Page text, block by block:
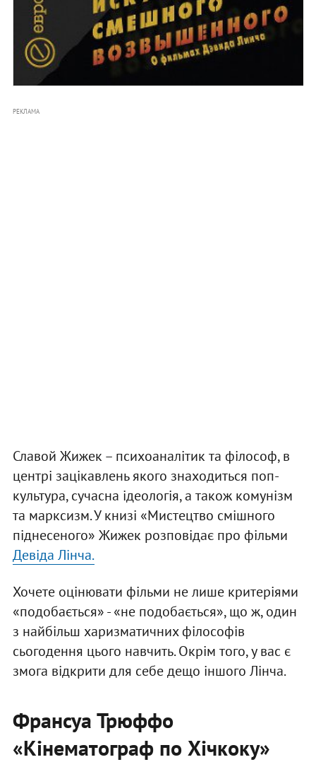
РЕКЛАМА
Славой Жижек – психоаналітик та філософ, в
центрі зацікавлень якого знаходиться поп-
культура, сучасна ідеологія, а також комунізм
та марксизм. У книзі «Мистецтво смішного
піднесеного» Жижек розповідає про фільми
Девіда Лінча.
Хочете оцінювати фільми не лише критеріями
«подобається» - «не подобається», що ж, один
з найбільш харизматичних філософів
сьогодення цього навчить. Окрім того, у вас є
змога відкрити для себе дещо іншого Лінча.
Франсуа Трюффо
«Кінематограф по Хічкоку»